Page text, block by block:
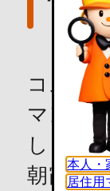
コスモ
マンシ
します
朝霞市
本人・
居住用